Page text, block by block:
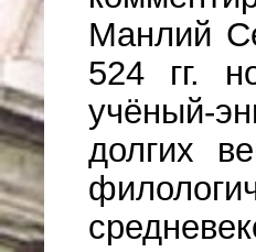
Манлий
524 гг.
учёный-
долгих